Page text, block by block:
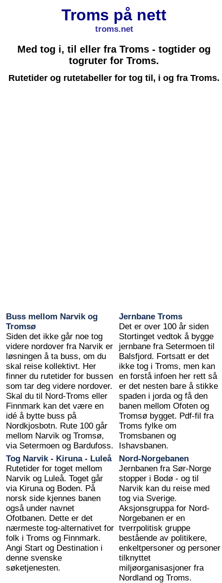
Troms på nett
troms.net
Med tog i, til eller fra Troms - togtider og
togruter for Troms.
Rutetider og rutetabeller for tog til, i og fra Troms.
Buss mellom Narvik og
Tromsø
Siden det ikke går noe tog
videre nordover fra Narvik er
løsningen å ta buss, om du
skal reise kollektivt. Her
finner du rutetider for bussen
som tar deg videre nordover.
Skal du til Nord-Troms eller
Finnmark kan det være en
idé å bytte buss på
Nordkjosbotn. Rute 100 går
mellom Narvik og Tromsø,
via Setermoen og Bardufoss.
Jernbane Troms
Det er over 100 år siden
Stortinget vedtok å bygge
jernbane fra Setermoen til
Balsfjord. Fortsatt er det
ikke tog i Troms, men kan
en forstå infoen her rett så
er det nesten bare å stikke
spaden i jorda og få den
banen mellom Ofoten og
Tromsø bygget. Pdf-fil fra
Troms fylke om
Tromsbanen og
Ishavsbanen.
Tog Narvik - Kiruna - Luleå
Rutetider for toget mellom
Narvik og Luleå. Toget går
via Kiruna og Boden. På
norsk side kjennes banen
også under navnet
Ofotbanen. Dette er det
nærmeste tog-alternativet for
folk i Troms og Finnmark.
Angi Start og Destination i
denne svenske
søketjenesten.
Nord-Norgebanen
Jernbanen fra Sør-Norge
stopper i Bodø - og til
Narvik kan du reise med
tog via Sverige.
Aksjonsgruppa for Nord-
Norgebanen er en
tverrpolitisk gruppe
bestående av politikere,
enkeltpersoner og personer
tilknyttet
miljøorganisasjoner fra
Nordland og Troms.